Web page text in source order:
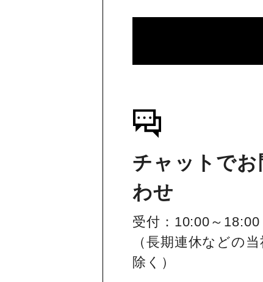
チャットでお
わせ
受付：10:00～18:00
（長期連休などの
除く）